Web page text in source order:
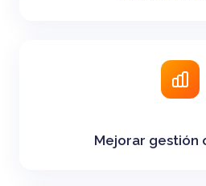
Mejorar gestión